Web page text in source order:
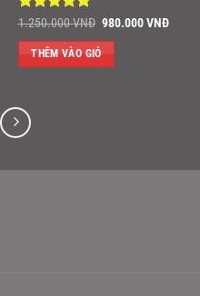
Được xếp
sao
1.250.000VNĐ Giá
là:
1.250.000 VNĐ.
980.000VNĐGiá
THÊM VÀO GIỎ